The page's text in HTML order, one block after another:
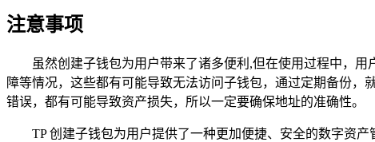
注意事项
虽然创建子钱包为用户带来了诸多便利,但在使用过程中，
障等情况，这些都有可能导致无法访问子钱包，通过定期备份
错误，都有可能导致资产损失，所以一定要确保地址的准确性。
TP 创建子钱包为用户提供了一种更加便捷、安全的数字资